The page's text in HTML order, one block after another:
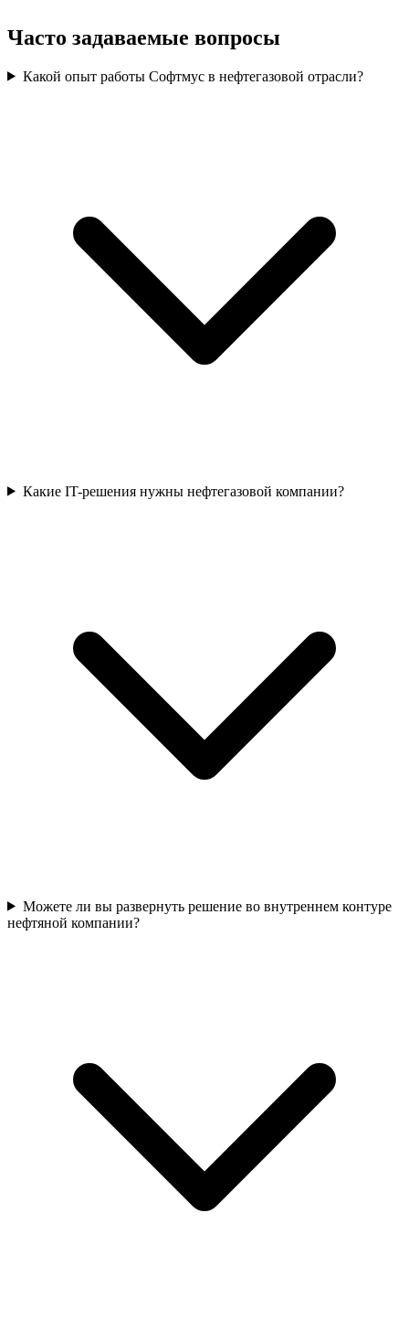
Часто задаваемые вопросы
Какой опыт работы Софтмус в нефтегазовой отрасли?
Какие IT-решения нужны нефтегазовой компании?
Можете ли вы развернуть решение во внутреннем контуре
нефтяной компании?